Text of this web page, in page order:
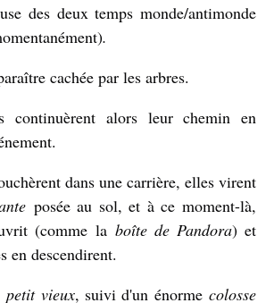
des deux temps monde/antimonde
.
cachée par les arbres.
continuèrent alors leur chemin en
dans une carrière, elles virent
posée au sol, et à ce moment-là,
(comme la boîte de Pandora) et
en descendirent.
petit vieux, suivi d'un énorme colosse